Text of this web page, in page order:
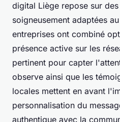
digital Liège repose sur
soigneusement adaptées
entreprises ont combiné
présence active sur les
pertinent pour capter
observe ainsi que les
locales mettent en avant
personnalisation du
authentique avec la